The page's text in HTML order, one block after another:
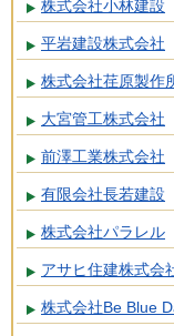
株式会社小林建設
平岩建設株式会社
株式会社荏原製作
大宮管工株式会社
前澤工業株式会社
有限会社長若建設
株式会社パラレル
アサヒ住建株式会
株式会社Be Blue